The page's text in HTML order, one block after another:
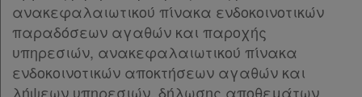
ανακεφαλαιωτικού πίνακα ενδοκοινοτικών
παραδόσεων αγαθών και παροχής
υπηρεσιών, ανακεφαλαιωτικού πίνακα
ενδοκοινοτικών αποκτήσεων αγαθών και
λήψεων υπηρεσιών, δήλωσης αποθεμάτων